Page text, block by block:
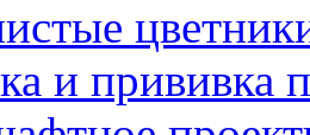
и прививка